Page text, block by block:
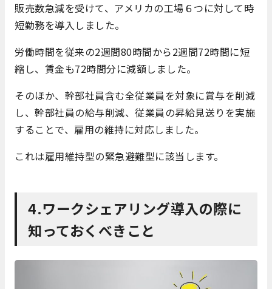
販売数急減を受けて、アメリカの工場６つに対して時
短勤務を導入しました。
労働時間を従来の2週間80時間から2週間72時間に短
縮し、賃金も72時間分に減額しました。
そのほか、幹部社員含む全従業員を対象に賞与を削減
し、幹部社員の給与削減、従業員の昇給見送りを実施
することで、雇用の維持に対応しました。
これは雇用維持型の緊急避難型に該当します。
4.ワークシェアリング導入の際に
知っておくべきこと